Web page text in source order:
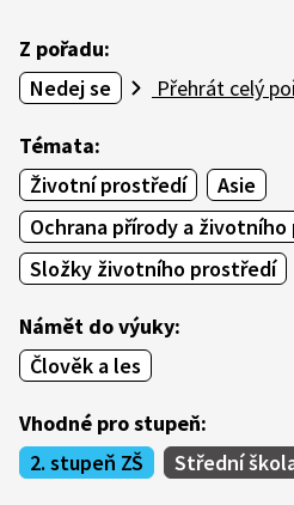
Z pořadu:
Nedej se
Přehrát celý
Témata:
Životní prostředí
Asie
Ochrana přírody a
Složky životního prostředí
Námět do výuky:
Člověk a les
Vhodné pro stupeň:
2. stupeň ZŠ
Střední